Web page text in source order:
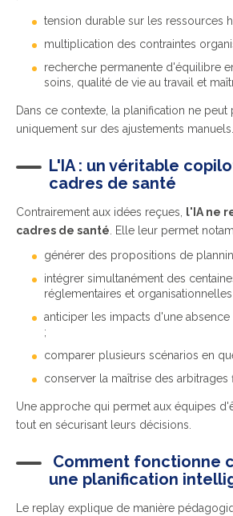
tension durable sur les ressources
multiplication des contraintes
recherche permanente d'équilibre
soins, qualité de vie au travail et
Dans ce contexte, la planification ne
uniquement sur des ajustements manuels.
L'IA : un véritable
cadres de santé
Contrairement aux idées reçues,
l'IA ne
cadres de santé
Elle leur permet
générer des propositions de
intégrer simultanément des
réglementaires et organisationnelles
anticiper les impacts d'une
;
comparer plusieurs scénarios en
conserver la maîtrise des arbitrages
Une approche qui permet aux équipes
tout en sécurisant leurs décisions.
Comment fonctionne
une planification
Le replay explique de manière